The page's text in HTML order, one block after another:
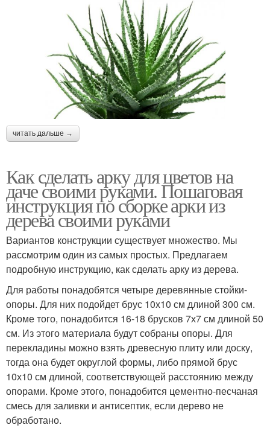
читать дальше →
Как сделать арку для цветов на
даче своими руками. Пошаговая
инструкция по сборке арки из
дерева своими руками
Вариантов конструкции существует множество. Мы
рассмотрим один из самых простых. Предлагаем
подробную инструкцию, как сделать арку из дерева.
Для работы понадобятся четыре деревянные стойки-
опоры. Для них подойдет брус 10х10 см длиной 300 см.
Кроме того, понадобится 16-18 брусков 7х7 см длиной 50
см. Из этого материала будут собраны опоры. Для
перекладины можно взять древесную плиту или доску,
тогда она будет округлой формы, либо прямой брус
10х10 см длиной, соответствующей расстоянию между
опорами. Кроме этого, понадобится цементно-песчаная
смесь для заливки и антисептик, если дерево не
обработано.